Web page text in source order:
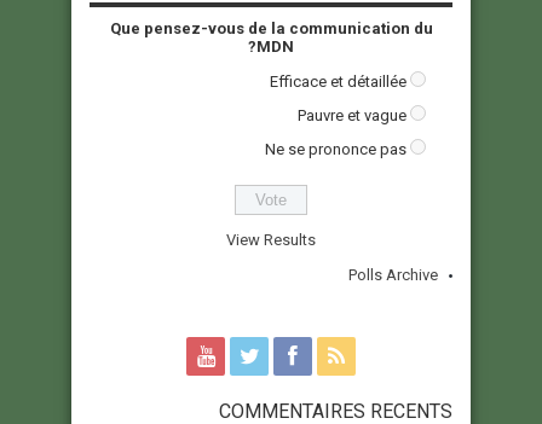
Que pensez-vous de la communication du
MDN?
Efficace et détaillée
Pauvre et vague
Ne se prononce pas
View Results
Polls Archive
COMMENTAIRES RECENTS